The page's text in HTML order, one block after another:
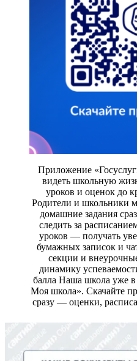
Приложение
видеть школьную
уроков и оценок до
Родители и школьники
домашние задания
следить за
уроков — получать
бумажных записок и
секции и
динамику
балла Наша школа уже
Моя школа». Скачайте
сразу — оценки,